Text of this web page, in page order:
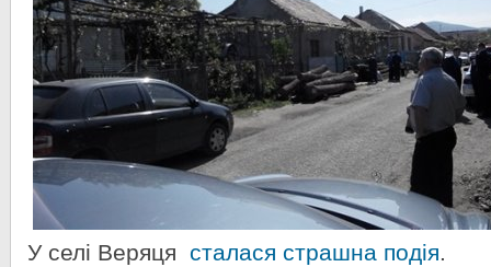
У селі Веряця сталася страшна подія.